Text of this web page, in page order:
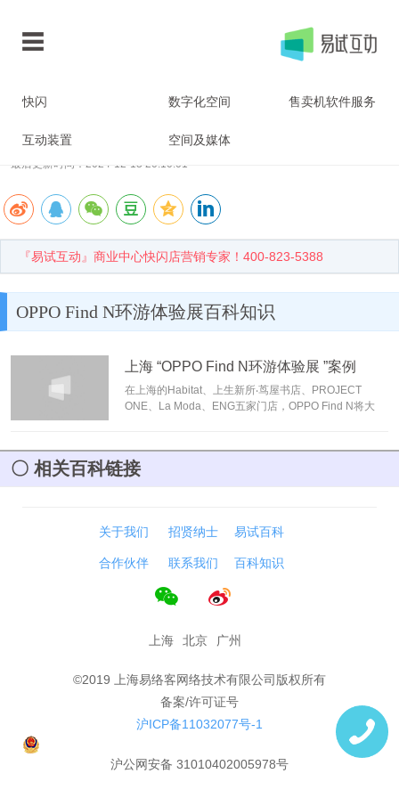
快闪 数字化空间 售卖机软件服务
互动装置 空间及媒体
OPPO Find N环游体验展
最后更新时间：2024-12-13 20:10:01
『易试互动』商业中心快闪店营销专家！400-823-5388
OPPO Find N环游体验展百科知识
上海 “OPPO Find N环游体验展 ”案例
在上海的Habitat、上生新所‧茑屋书店、PROJECT
ONE、La Moda、ENG五家门店，OPPO Find N将大
相关百科链接
关于我们 招贤纳士 易试百科
合作伙伴 联系我们 百科知识
上海 北京 广州
©2019 上海易络客网络技术有限公司版权所有
备案/许可证号
沪ICP备11032077号-1
沪公网安备 31010402005978号